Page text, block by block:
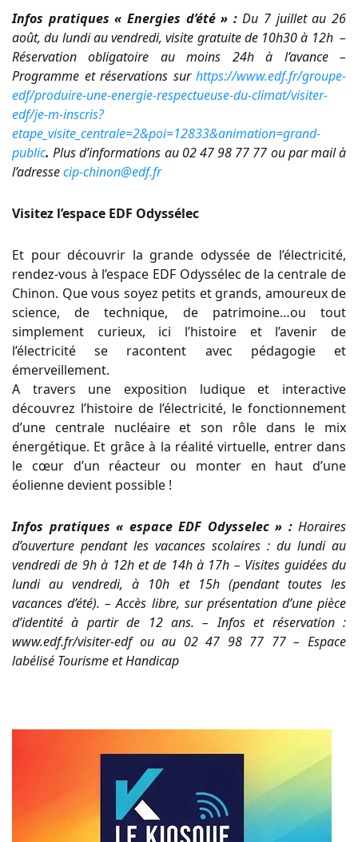
Infos pratiques « Energies d’été » :Du 7 juillet au 26
août, du lundi au vendredi, visite gratuite de 10h30 à 12h –
Réservation obligatoire au moins 24h à l’avance –
Programme et réservations sur https://www.edf.fr/groupe-
edf/produire-une-energie-respectueuse-du-climat/visiter-
edf/je-m-inscris?
etape_visite_centrale=2&poi=12833&animation=grand-
public.Plus d’informations au 02 47 98 77 77 ou par mail à
l’adressecip-chinon@edf.fr
Visitez l’espace EDF Odyssélec
Et pour découvrir la grande odyssée de l’électricité,
rendez-vous à l’espace EDF Odyssélec de la centrale de
Chinon. Que vous soyez petits et grands, amoureux de
science, de technique, de patrimoine…ou tout
simplement curieux, ici l’histoire et l’avenir de
l’électricité se racontent avec pédagogie et
émerveillement.
A travers une exposition ludique et interactive
découvrez l’histoire de l’électricité, le fonctionnement
d’une centrale nucléaire et son rôle dans le mix
énergétique. Et grâce à la réalité virtuelle, entrer dans
le cœur d’un réacteur ou monter en haut d’une
éolienne devient possible !
Infos pratiques « espace EDF Odysselec » :Horaires
d’ouverture pendant les vacances scolaires : du lundi au
vendredi de 9h à 12h et de 14h à 17h – Visites guidées du
lundi au vendredi, à 10h et 15h (pendant toutes les
vacances d’été). – Accès libre, sur présentation d’une pièce
d’identité à partir de 12 ans. – Infos et réservation :
www.edf.fr/visiter-edf ou au 02 47 98 77 77 – Espace
labélisé Tourisme et Handicap